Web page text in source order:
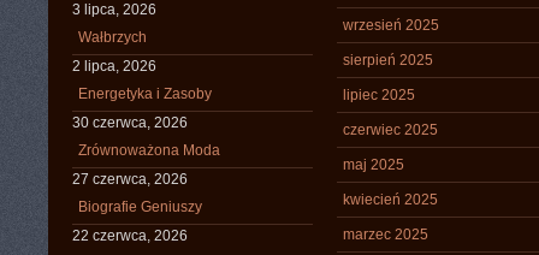
3 lipca, 2026
Wałbrzych
2 lipca, 2026
Energetyka i Zasoby
30 czerwca, 2026
Zrównoważona Moda
27 czerwca, 2026
Biografie Geniuszy
22 czerwca, 2026
wrzesień 2025
sierpień 2025
lipiec 2025
czerwiec 2025
maj 2025
kwiecień 2025
marzec 2025